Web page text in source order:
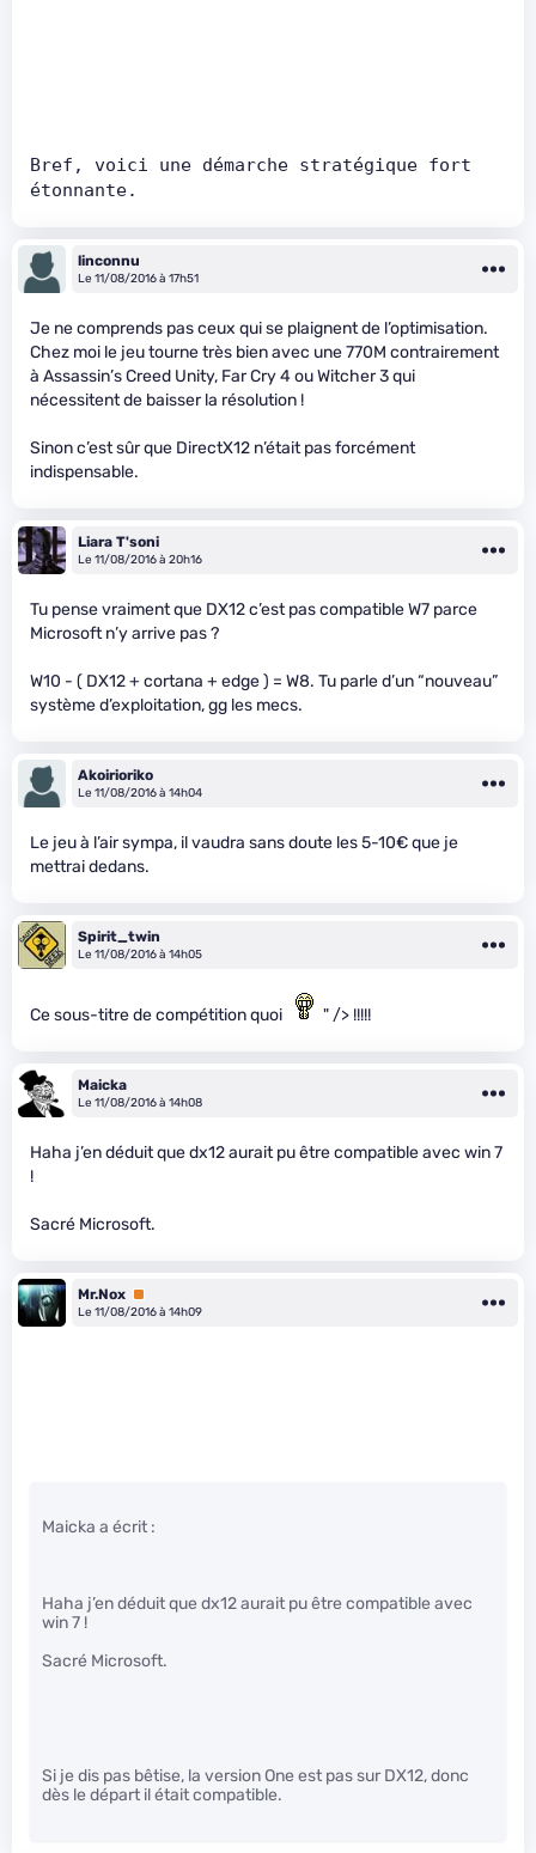
Bref, voici une démarche stratégique fort
étonnante.
linconnu
Le 11/08/2016 à 17h51
Je ne comprends pas ceux qui se plaignent de l’optimisation.
Chez moi le jeu tourne très bien avec une 770M contrairement
à Assassin’s Creed Unity, Far Cry 4 ou Witcher 3 qui
nécessitent de baisser la résolution !
Sinon c’est sûr que DirectX12 n’était pas forcément
indispensable.
Liara T'soni
Le 11/08/2016 à 20h16
Tu pense vraiment que DX12 c’est pas compatible W7 parce
Microsoft n’y arrive pas ?
W10 - ( DX12 + cortana + edge ) = W8. Tu parle d’un “nouveau”
système d’exploitation, gg les mecs.
Akoirioriko
Le 11/08/2016 à 14h04
Le jeu à l’air sympa, il vaudra sans doute les 5-10€ que je
mettrai dedans.
Spirit_twin
Le 11/08/2016 à 14h05
Ce sous-titre de compétition quoi " /> !!!!!
Maicka
Le 11/08/2016 à 14h08
Haha j’en déduit que dx12 aurait pu être compatible avec win 7
!
Sacré Microsoft.
Mr.Nox Premium
Le 11/08/2016 à 14h09
Maicka a écrit :
Haha j’en déduit que dx12 aurait pu être compatible avec
win 7 !
Sacré Microsoft.
Si je dis pas bêtise, la version One est pas sur DX12, donc
dès le départ il était compatible.